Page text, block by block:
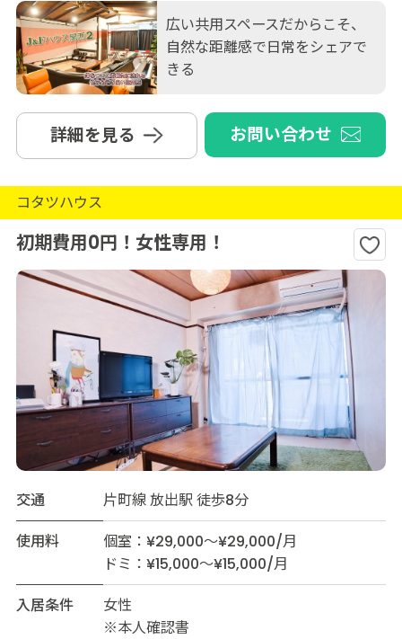
広い共用スペースだからこそ、
自然な距離感で日常をシェアで
きる
詳細を見る お問い合わせ
コタツハウス
初期費用0円！女性専用！
交通
片町線 放出駅 徒歩8分
使用料
個室：¥29,000～¥29,000/月
ドミ：¥15,000～¥15,000/月
入居条件
女性
※本人確認書